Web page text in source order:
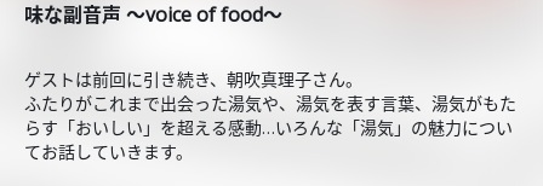
味な副音声 ～voice of food～
ゲストは前回に引き続き、朝吹真理子さん。
ふたりがこれまで出会った湯気や、湯気を表す言葉、湯気がもた
らす「おいしい」を超える感動…いろんな「湯気」の魅力につい
てお話していきます。